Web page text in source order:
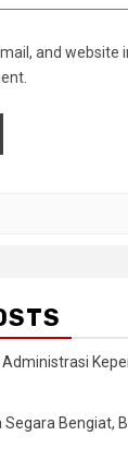
and website
Segara Bengiat,